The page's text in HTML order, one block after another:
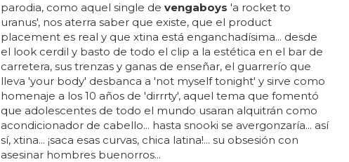
parodia, como aquel single de vengaboys 'a rocket to
uranus', nos aterra saber que existe, que el product
placement es real y que xtina está enganchadísima... desde
el look cerdil y basto de todo el clip a la estética en el bar de
carretera, sus trenzas y ganas de enseñar, el guarrerío que
lleva 'your body' desbanca a 'not myself tonight' y sirve como
homenaje a los 10 años de 'dirrrty', aquel tema que fomentó
que adolescentes de todo el mundo usaran alquitrán como
acondicionador de cabello... hasta snooki se avergonzaría... así
sí, xtina... ¡saca esas curvas, chica latina!... su obsesión con
asesinar hombres buenorros...